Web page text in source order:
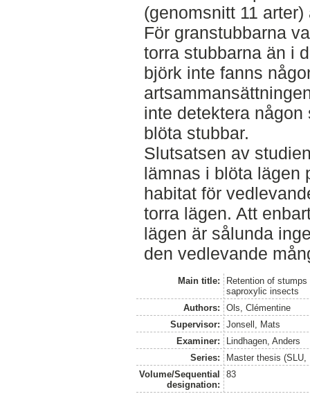
(genomsnitt 11
För granstubbarna
torra stubbarna än i
björk inte fanns
inte detektera
blöta stubbar.
Slutsatsen av
lämnas i blöta lägen
habitat för
torra lägen. Att
lägen är sålunda
den vedlevande
Main title:
Retention of
saproxylic insects
Authors:
Ols, Clémentine
Supervisor:
Jonsell, Mats
Examiner:
Lindhagen, Anders
Series:
Master thesis
Volume/Sequential
designation:
83